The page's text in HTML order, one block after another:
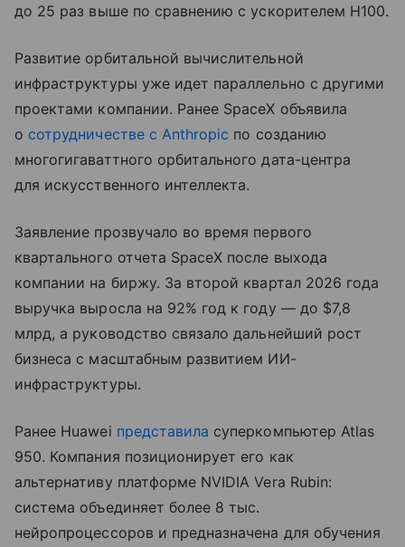
до 25 раз выше по сравнению с ускорителем H100.
Развитие орбитальной вычислительной
инфраструктуры уже идет параллельно с другими
проектами компании. Ранее SpaceX объявила
о сотрудничестве с Anthropic по созданию
многогигаваттного орбитального дата-центра
для искусственного интеллекта.
Заявление прозвучало во время первого
квартального отчета SpaceX после выхода
компании на биржу. За второй квартал 2026 года
выручка выросла на 92% год к году — до $7,8
млрд, а руководство связало дальнейший рост
бизнеса с масштабным развитием ИИ-
инфраструктуры.
Ранее Huawei представила суперкомпьютер Atlas
950. Компания позиционирует его как
альтернативу платформе NVIDIA Vera Rubin:
система объединяет более 8 тыс.
нейропроцессоров и предназначена для обучения